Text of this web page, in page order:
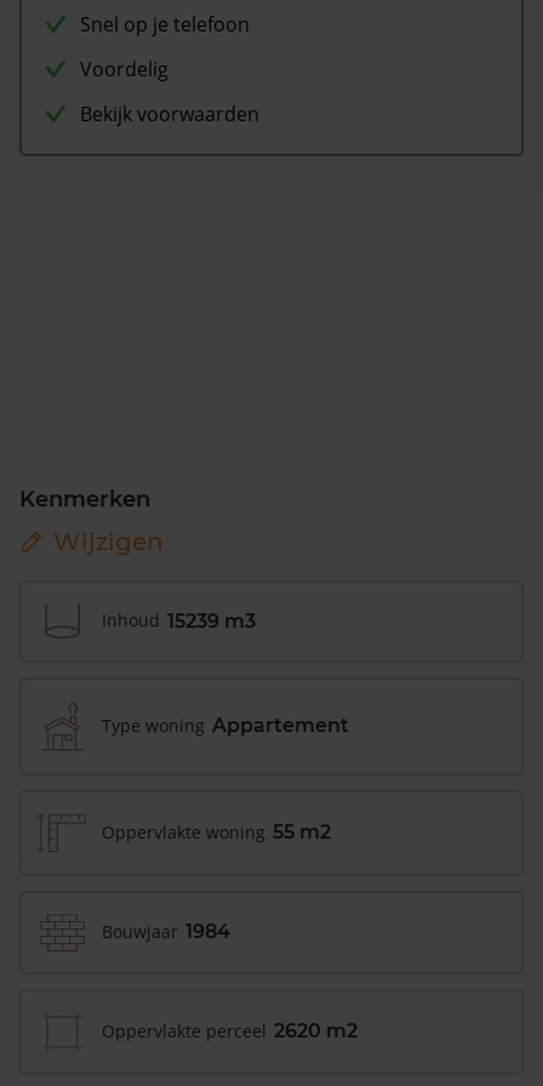
Snel op je telefoon
Voordelig
Bekijk voorwaarden
Kenmerken
Wijzigen
Inhoud 15239 m3
Type woning Appartement
Oppervlakte woning 55 m2
Bouwjaar 1984
Oppervlakte perceel 2620 m2